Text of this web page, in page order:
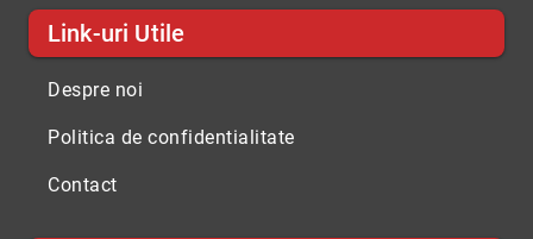
Link-uri Utile
Despre noi
Politica de confidentialitate
Contact